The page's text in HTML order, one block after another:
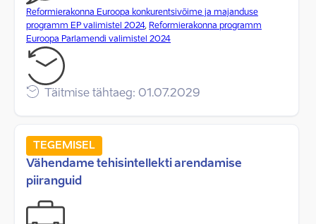
Reformierakonna Euroopa konkurentsivõime ja majanduse
programm EP valimistel 2024, Reformierakonna programm
Euroopa Parlamendi valimistel 2024
Täitmise tähtaeg: 01.07.2029
TEGEMISEL
Vähendame tehisintellekti arendamise
piiranguid